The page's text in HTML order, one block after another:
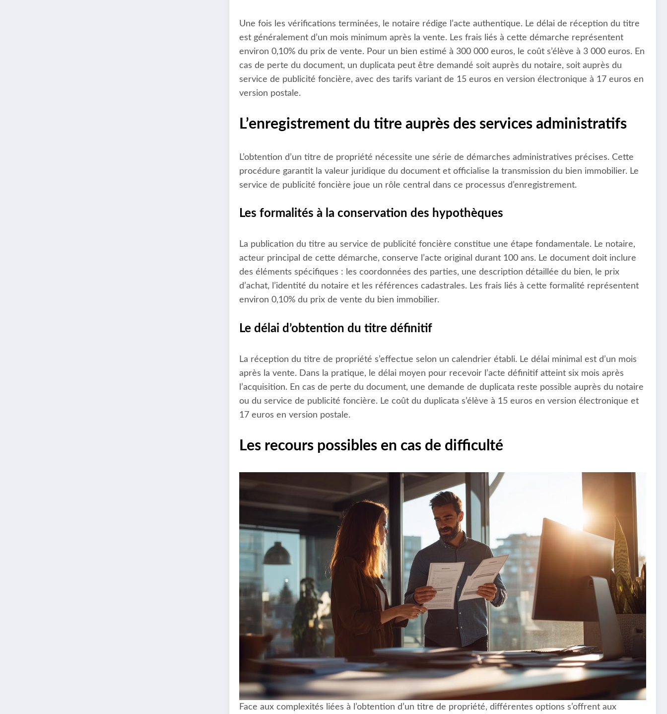
Une fois les vérifications terminées, le notaire rédige l’acte authentique. Le délai de réception du titre
est généralement d’un mois minimum après la vente. Les frais liés à cette démarche représentent
environ 0,10% du prix de vente. Pour un bien estimé à 300 000 euros, le coût s’élève à 3 000 euros. En
cas de perte du document, un duplicata peut être demandé soit auprès du notaire, soit auprès du
service de publicité foncière, avec des tarifs variant de 15 euros en version électronique à 17 euros en
version postale.
L’enregistrement du titre auprès des services administratifs
L’obtention d’un titre de propriété nécessite une série de démarches administratives précises. Cette
procédure garantit la valeur juridique du document et officialise la transmission du bien immobilier. Le
service de publicité foncière joue un rôle central dans ce processus d’enregistrement.
Les formalités à la conservation des hypothèques
La publication du titre au service de publicité foncière constitue une étape fondamentale. Le notaire,
acteur principal de cette démarche, conserve l’acte original durant 100 ans. Le document doit inclure
des éléments spécifiques : les coordonnées des parties, une description détaillée du bien, le prix
d’achat, l’identité du notaire et les références cadastrales. Les frais liés à cette formalité représentent
environ 0,10% du prix de vente du bien immobilier.
Le délai d’obtention du titre définitif
La réception du titre de propriété s’effectue selon un calendrier établi. Le délai minimal est d’un mois
après la vente. Dans la pratique, le délai moyen pour recevoir l’acte définitif atteint six mois après
l’acquisition. En cas de perte du document, une demande de duplicata reste possible auprès du notaire
ou du service de publicité foncière. Le coût du duplicata s’élève à 15 euros en version électronique et
17 euros en version postale.
Les recours possibles en cas de difficulté
Face aux complexités liées à l’obtention d’un titre de propriété, différentes options s’offrent aux